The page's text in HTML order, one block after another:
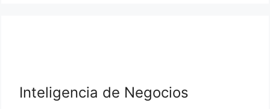
Inteligencia de Negocios